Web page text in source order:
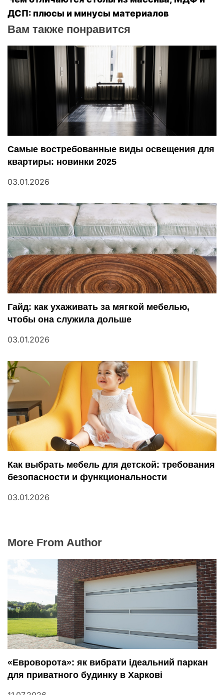
и
а
ц
п
о
з
а
п
и
с
я
м
ДСП: плюсы и минусы материалов
Вам также понравится
Самые востребованные виды освещения для
квартиры: новинки 2025
03.01.2026
Гайд: как ухаживать за мягкой мебелью,
чтобы она служила дольше
03.01.2026
Как выбрать мебель для детской: требования
безопасности и функциональности
03.01.2026
More From Author
«Евроворота»: як вибрати ідеальний паркан
для приватного будинку в Харкові